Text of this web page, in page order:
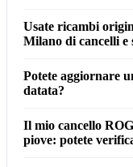
Usate ricambi
Milano di cancelli e
Potete aggiornare
datata?
Il mio cancello
piove: potete